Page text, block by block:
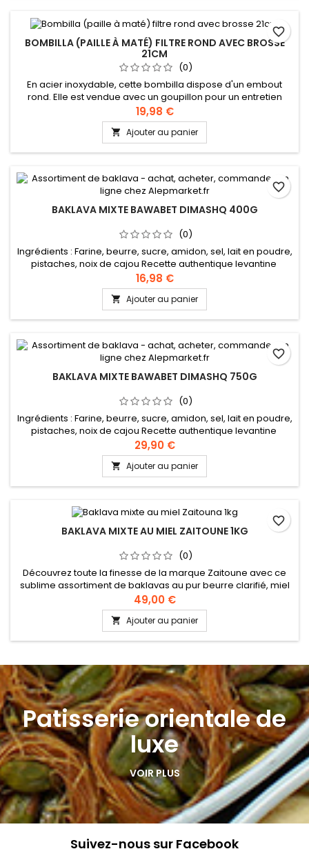
BOMBILLA (PAILLE À MATÉ) FILTRE ROND AVEC BROSSE
21CM
(0)
En acier inoxydable, cette bombilla dispose d'un embout
rond. Elle est vendue avec un goupillon pour un entretien
optimal. La bombilla est une paille spéciale avec un filtre à
son extrémité qui permet d'aspirer facilement le breuvage
du maté. Pour déguster le yerba maté, il vous faut trois
essentiels : du maté, une calebasse, une bombilla 1-
19,98 €
 Ajouter au panier
favorite_border
BAKLAVA MIXTE BAWABET DIMASHQ 400G
(0)
Ingrédients : Farine, beurre, sucre, amidon, sel, lait en poudre,
pistaches, noix de cajou Recette authentique levantine
16,98 €
 Ajouter au panier
favorite_border
BAKLAVA MIXTE BAWABET DIMASHQ 750G
(0)
Ingrédients : Farine, beurre, sucre, amidon, sel, lait en poudre,
pistaches, noix de cajou Recette authentique levantine
29,90 €
 Ajouter au panier
favorite_border
BAKLAVA MIXTE AU MIEL ZAITOUNE 1KG
(0)
Découvrez toute la finesse de la marque Zaitoune avec ce
sublime assortiment de baklavas au pur beurre clarifié, miel
et généreusement garni de pistaches et noix de cajou.
Ingrédients : pistaches, noix de cajou, farine de blé, sel, sucre,
beurre animal, amidon Recette authentique levantine
49,00 €
 Ajouter au panier
favorite_border
Patisserie orientale de
luxe
VOIR PLUS
Suivez-nous sur Facebook